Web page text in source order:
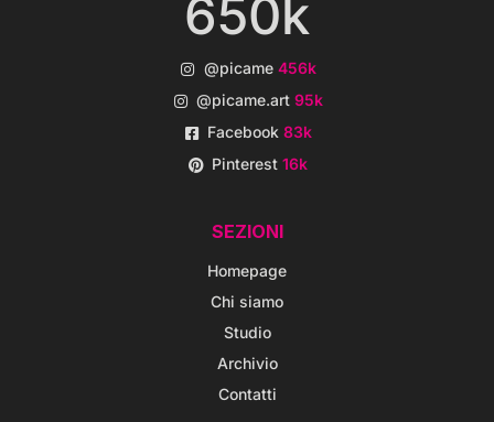
650k
@picame 456k
@picame.art95k
Facebook83k
Pinterest16k
SEZIONI
Homepage
Chi siamo
Studio
Archivio
Contatti